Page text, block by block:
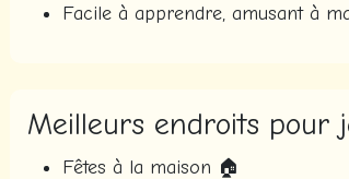
Facile à apprendre, amusant à
Meilleurs endroits pour
Fêtes à la maison 🏠